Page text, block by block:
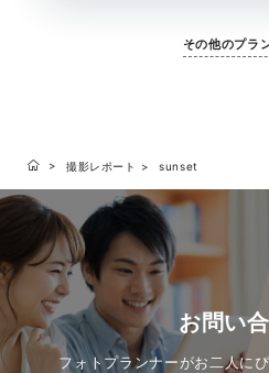
その他のプラ
撮影レポート sunset
お問い
フォトプランナーがお二人に